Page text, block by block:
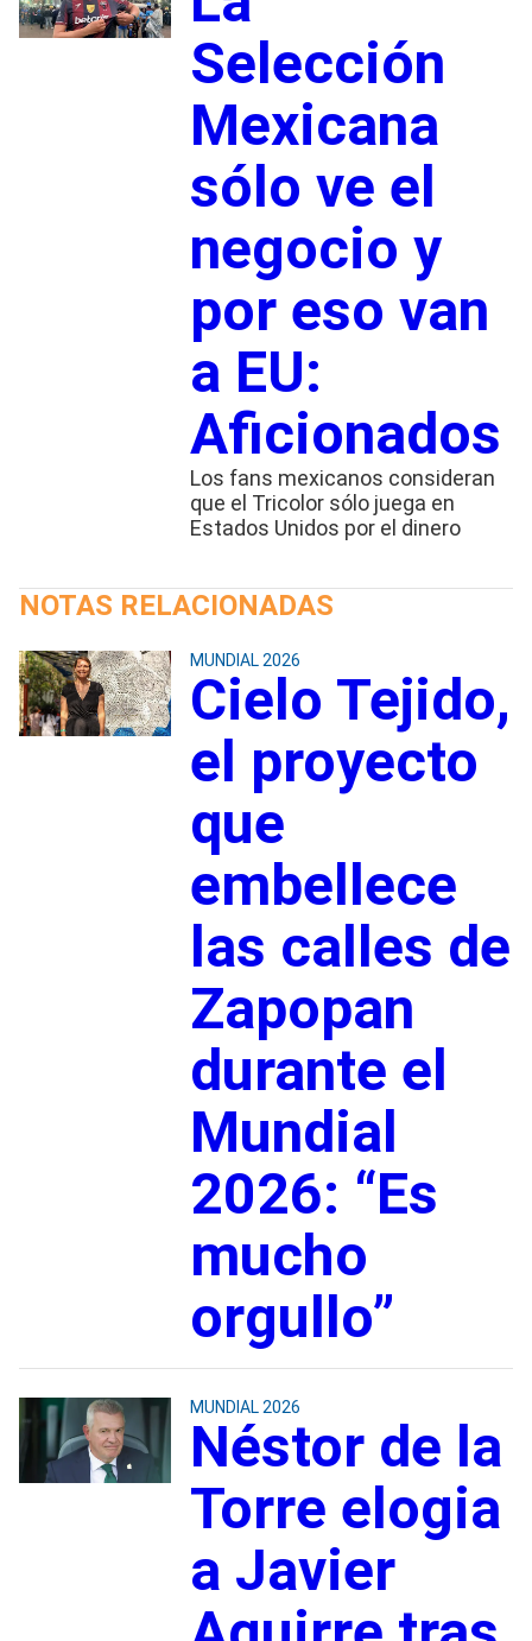
Selección
Mexicana
sólo ve el
negocio y
por eso van
a EU:
Aficionados
Los fans mexicanos consideran
que el Tricolor sólo juega en
Estados Unidos por el dinero
NOTAS RELACIONADAS
MUNDIAL 2026
Cielo Tejido,
el proyecto
que
embellece
las calles de
Zapopan
durante el
Mundial
2026: “Es
mucho
orgullo”
MUNDIAL 2026
Néstor de la
Torre elogia
a Javier